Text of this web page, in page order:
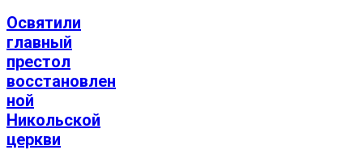
Освятили
главный
престол
восстановлен
ной
Никольской
церкви